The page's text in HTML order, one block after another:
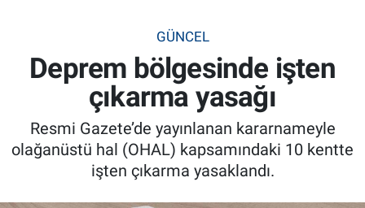
GÜNCEL
Deprem bölgesinde işten
çıkarma yasağı
Resmi Gazete’de yayınlanan kararnameyle
olağanüstü hal (OHAL) kapsamındaki 10 kentte
işten çıkarma yasaklandı.
Tarımsal Destekler
Tarım Bakanlığı
TZOB
Tarım Kredi Kooperatifleri
Tüm Manşetler
Son Dakika Haberleri
Haber Arşivi